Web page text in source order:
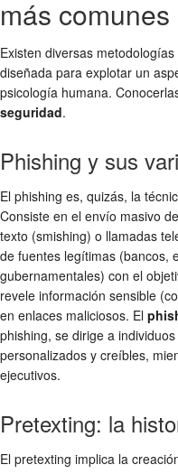
más comunes
Existen diversas metodologías
diseñada para explotar un
psicología humana.
seguridad.
Phishing y sus
El phishing es, quizás, la
Consiste en el envío masivo
texto (smishing) o llamadas
de fuentes legítimas (bancos,
gubernamentales) con el
revele información sensible
en enlaces maliciosos. El
phishing, se dirige a
personalizados y creíbles,
ejecutivos.
Pretexting: la
El pretexting implica la